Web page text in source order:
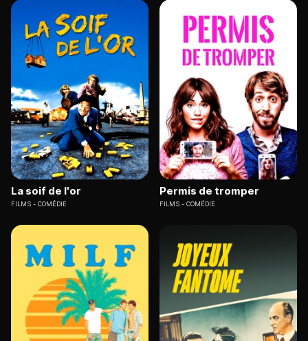
La soif de l'or
FILMS COMÉDIE
Permis de tromper
FILMS COMÉDIE